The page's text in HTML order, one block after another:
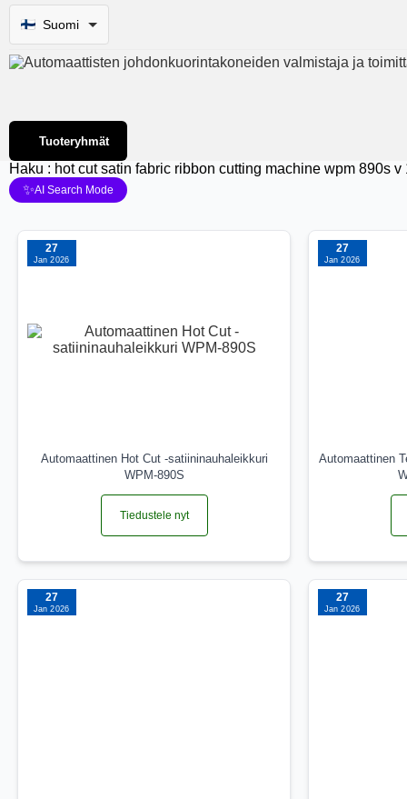
Suomi
Tuoteryhmät
Haku : hot cut satin fabric ribbon cutting machine wpm 890s v
✨AI Search Mode
27
Jan 2026
Automaattinen Hot Cut -satiininauhaleikkuri
WPM-890S
Tiedustele nyt
27
Jan 2026
Automaattinen
27
Jan 2026
27
Jan 2026